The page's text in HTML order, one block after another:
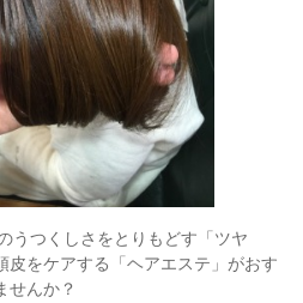
うつくしさをとりもどす「ツヤ
皮をケアする「ヘアエステ」がおす
せんか？